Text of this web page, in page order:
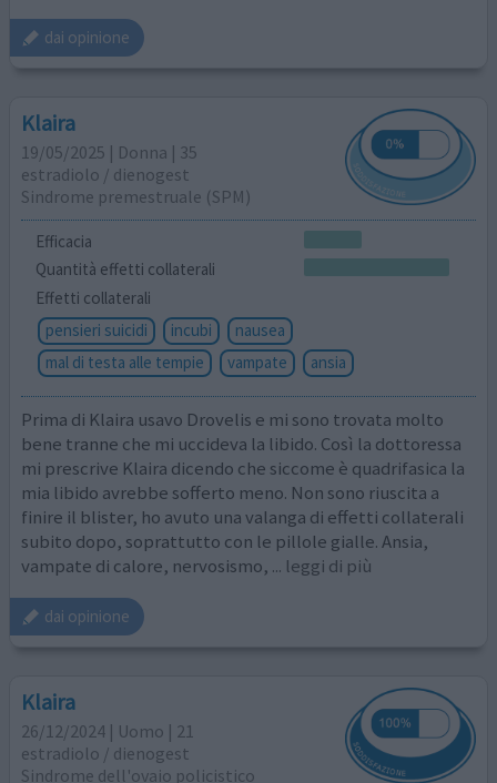
dai opinione
Klaira
19/05/2025 | Donna | 35
estradiolo / dienogest
Sindrome premestruale (SPM)
Efficacia
Quantità effetti collaterali
Effetti collaterali
pensieri suicidi
incubi
nausea
mal di testa alle tempie
vampate ansia
Prima di Klaira usavo Drovelis e mi sono trovata molto
bene tranne che mi uccideva la libido. Così la dottoressa
mi prescrive Klaira dicendo che siccome è quadrifasica la
mia libido avrebbe sofferto meno. Non sono riuscita a
finire il blister, ho avuto una valanga di effetti collaterali
subito dopo, soprattutto con le pillole gialle. Ansia,
vampate di calore, nervosismo, ... leggi di più
dai opinione
Klaira
26/12/2024 | Uomo | 21
estradiolo / dienogest
Sindrome dell'ovaio policistico